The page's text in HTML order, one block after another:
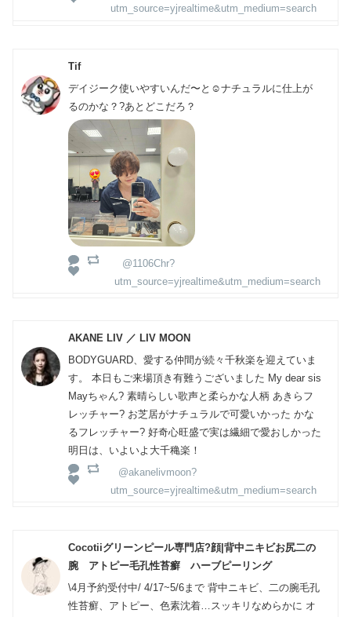
utm_source=yjrealtime&utm_medium=search
Tif
デイジーク使いやすいんだ〜と☺️ナチュラルに仕上が
るのかな？?あとどこだろ？
@1106Chr?
utm_source=yjrealtime&utm_medium=search
AKANE LIV ／ LIV MOON
BODYGUARD、愛する仲間が続々千秋楽を迎えていま
す。 本日もご来場頂き有難うございました My dear sis
Mayちゃん? 素晴らしい歌声と柔らかな人柄 あきらフ
レッチャー? お芝居がナチュラルで可愛いかった かな
るフレッチャー? 好奇心旺盛で実は繊細で愛おしかった
明日は、いよいよ大千穐楽！
@akanelivmoon?
utm_source=yjrealtime&utm_medium=search
Cocotiiグリーンピール専門店?顔|背中ニキビお尻二の
腕 アトピー毛孔性苔癬 ハーブピーリング
\4月予約受付中/ 4/17~5/6まで 背中ニキビ、二の腕毛孔
性苔癬、アトピー、色素沈着…スッキリなめらかに オ